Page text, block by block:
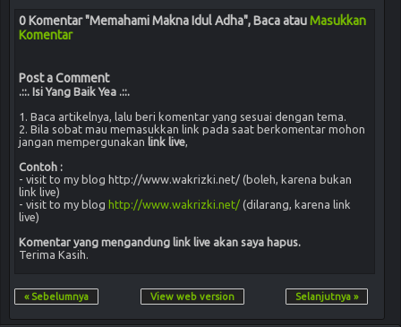
0 Komentar "Memahami Makna Idul Adha", Baca atauMasukkan
Komentar
Post a Comment
.::. Isi Yang Baik Yea .::.
1. Baca artikelnya, lalu beri komentar yang sesuai dengan tema.
2. Bila sobat mau memasukkan link pada saat berkomentar mohon
jangan mempergunakan link live
Contoh :
- visit to my blog http://www.wakrizki.net/ (boleh, karena bukan
link live)
- visit to my blog http://www.wakrizki.net/ (dilarang, karena link
live)
Komentar yang mengandung link live akan saya hapus.
Terima Kasih.
« Sebelumnya Selanjutnya »
View web version